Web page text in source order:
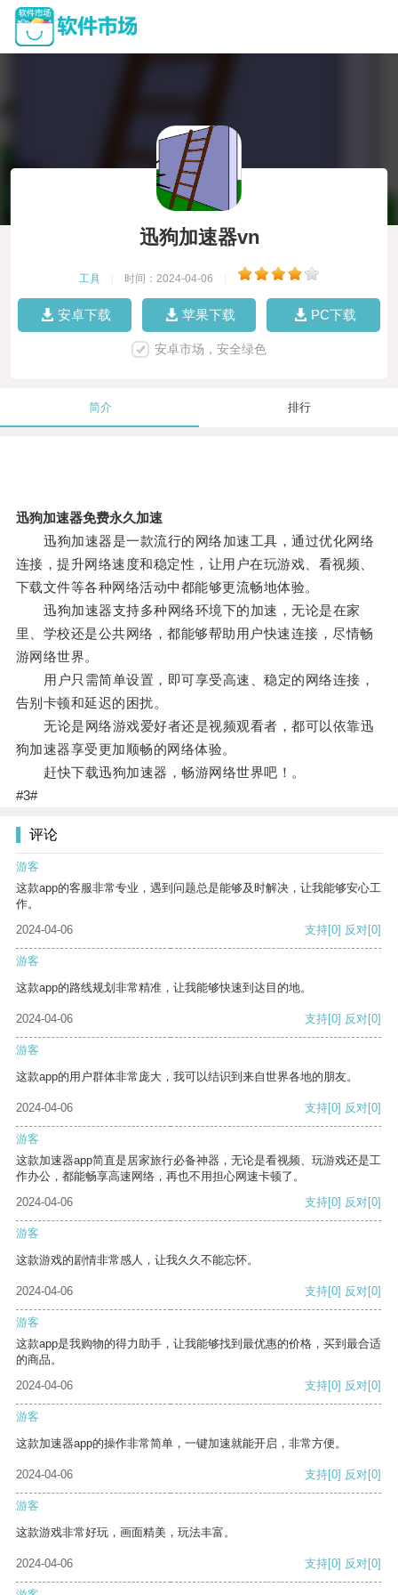
迅狗加速器vn
工具 时间：2024-04-06
安卓下载 苹果下载 PC下载
安卓市场，安全绿色
简介 排行
迅狗加速器免费永久加速
迅狗加速器是一款流行的网络加速工具，通过优化网络
连接，提升网络速度和稳定性，让用户在玩游戏、看视频、
下载文件等各种网络活动中都能够更流畅地体验。
迅狗加速器支持多种网络环境下的加速，无论是在家
里、学校还是公共网络，都能够帮助用户快速连接，尽情畅
游网络世界。
用户只需简单设置，即可享受高速、稳定的网络连接，
告别卡顿和延迟的困扰。
无论是网络游戏爱好者还是视频观看者，都可以依靠迅
狗加速器享受更加顺畅的网络体验。
赶快下载迅狗加速器，畅游网络世界吧！。
#3#
评论
游客
这款app的客服非常专业，遇到问题总是能够及时解决，让我能够安心工
作。
2024-04-06
支持[0] 反对[0]
游客
这款app的路线规划非常精准，让我能够快速到达目的地。
2024-04-06 支持[0] 反对[0]
游客
这款app的用户群体非常庞大，我可以结识到来自世界各地的朋友。
2024-04-06 支持[0] 反对[0]
游客
这款加速器app简直是居家旅行必备神器，无论是看视频、玩游戏还是工
作办公，都能畅享高速网络，再也不用担心网速卡顿了。
2024-04-06
支持[0] 反对[0]
游客
这款游戏的剧情非常感人，让我久久不能忘怀。
2024-04-06 支持[0] 反对[0]
游客
这款app是我购物的得力助手，让我能够找到最优惠的价格，买到最合适
的商品。
2024-04-06
支持[0] 反对[0]
游客
这款加速器app的操作非常简单，一键加速就能开启，非常方便。
2024-04-06 支持[0] 反对[0]
游客
这款游戏非常好玩，画面精美，玩法丰富。
2024-04-06 支持[0] 反对[0]